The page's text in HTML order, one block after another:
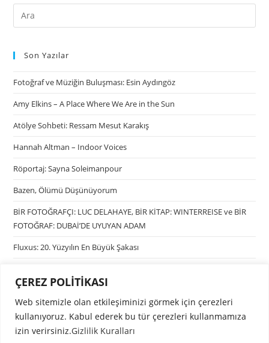
ÇEREZ POLİTİKASI
Web sitemizle olan etkileşiminizi görmek için çerezleri
kullanıyoruz. Kabul ederek bu tür çerezleri kullanmamıza
izin verirsiniz.Gizlilik Kuralları
Son Yazılar
Fotoğraf ve Müziğin Buluşması: Esin Aydıngöz
Amy Elkins – A Place Where We Are in the Sun
Atölye Sohbeti: Ressam Mesut Karakış
Hannah Altman – Indoor Voices
Röportaj: Sayna Soleimanpour
Bazen, Ölümü Düşünüyorum
BİR FOTOĞRAFÇI: LUC DELAHAYE, BİR KİTAP: WINTERREISE ve BİR
FOTOĞRAF: DUBAİ’DE UYUYAN ADAM
Fluxus: 20. Yüzyılın En Büyük Şakası
Kategoriler
Kategori seçin